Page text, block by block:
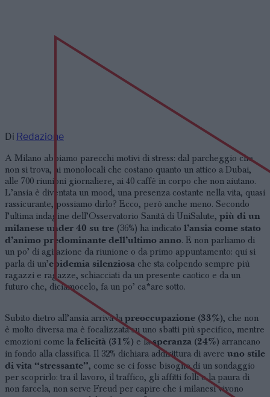
Di Redazione
A Milano abbiamo parecchi motivi di stress: dal parcheggio che
non si trova, ai monolocali che costano quanto un attico a Dubai,
alle 700 riunioni giornaliere, ai 40 caffè in corpo che non aiutano.
L’ansia è diventata un mood, una presenza costante nella vita, quasi
rassicurante, possiamo dirlo? Ecco, però anche meno. Secondo
l’ultima indagine dell’Osservatorio Sanità di UniSalute, più di un
milanese under 40 su tre (36%) ha indicato l’ansia come stato
d’animo predominante dell’ultimo anno. E non parliamo di
un po’ di agitazione da riunione o da primo appuntamento: qui si
parla di un’epidemia silenziosa che sta colpendo sempre più
ragazzi e ragazze, schiacciati da un presente caotico e da un
futuro che, diciamocelo, fa un po’ ca*are sotto.
Subito dietro all’ansia arriva la preoccupazione (33%), che non
è molto diversa ma è focalizzata su uno sbatti più specifico, mentre
emozioni come la felicità (31%) e lasperanza (24%) arrancano
in fondo alla classifica. Il 32% dichiara addirittura di avere uno stile
di vita “stressante”, come se ci fosse bisogno di un sondaggio
per scoprirlo: tra il lavoro, il traffico, gli affitti folli e la paura di
non farcela, non serve Freud per capire che i milanesi vivono